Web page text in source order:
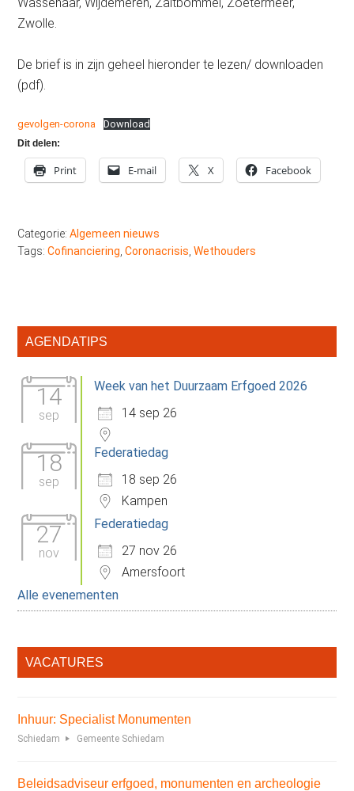
Zwolle.
De brief is in zijn geheel hieronder te lezen/ downloaden
(pdf).
gevolgen-corona Download
Dit delen:
Print E-mail X Facebook
Categorie:Algemeen nieuws
Tags:Cofinanciering ,Coronacrisis ,Wethouders
Primaire
AGENDATIPS
14
sep
Week van het Duurzaam Erfgoed 2026
14 sep 26
18
sep
Federatiedag
18 sep 26
Kampen
27
nov
Federatiedag
27 nov 26
Amersfoort
Alle evenementen
VACATURES
Inhuur: Specialist Monumenten
Schiedam Gemeente Schiedam
Beleidsadviseur erfgoed, monumenten en archeologie